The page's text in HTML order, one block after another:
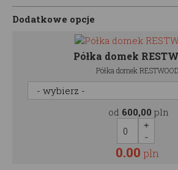
Dodatkowe opcje
Półka domek
Półka domek RESTWOOD
od 600,00 pln
0.00 pln